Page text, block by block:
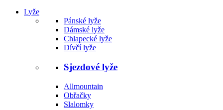
Lyže
Pánské lyže
Dámské lyže
Chlapecké lyže
Dívčí lyže
Sjezdové lyže
Allmountain
Obřačky
Slalomky